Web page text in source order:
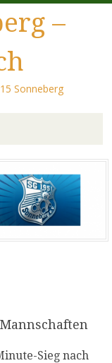
–
Sonneberg
Sieg nach